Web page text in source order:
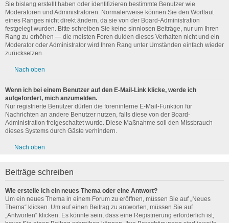
Sie bislang erstellt haben oder identifizieren bestimmte Benutzer wie
Moderatoren und Administratoren. Normalerweise können Sie den Wortlaut
eines Ranges nicht direkt ändern, da sie von der Board-Administration
festgelegt wurden. Bitte schreiben Sie keine sinnlosen Beiträge, nur um Ihren
Rang zu erhöhen — die meisten Foren dulden dieses Verhalten nicht und ein
Moderator oder Administrator wird Ihren Rang unter Umständen einfach wieder
zurücksetzen.
Nach oben
Wenn ich bei einem Benutzer auf den E-Mail-Link klicke, werde ich
aufgefordert, mich anzumelden.
Nur registrierte Benutzer dürfen die foreninterne E-Mail-Funktion für
Nachrichten an andere Benutzer nutzen, falls diese von der Board-
Administration freigeschaltet wurde. Diese Maßnahme soll den Missbrauch
dieses Systems durch Gäste verhindern.
Nach oben
Beiträge schreiben
Wie erstelle ich ein neues Thema oder eine Antwort?
Um ein neues Thema in einem Forum zu eröffnen, müssen Sie auf „Neues
Thema“ klicken. Um auf einen Beitrag zu antworten, müssen Sie auf
„Antworten“ klicken. Es könnte sein, dass eine Registrierung erforderlich ist,